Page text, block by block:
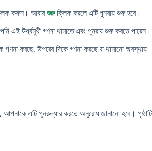
ক্লিক করুন। আবারশুরুক্লিক করলে এটি পুনরায় শুরু হবে।
ঊর্ধ্বমুখী গণনা থামাতে এবং পুনরায় শুরু করতে পারেন।
করছে, উপরের দিকে গণনা করছে বা থামানো অবস্থায়
এটি পুনরুদ্ধার করতে অনুরোধ জানানো হবে। পৃষ্ঠাটি